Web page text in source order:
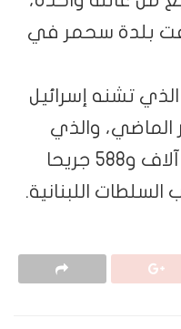
بلدة سحمر في
تشنه إسرائيل
آذار الماضي، والذي
خلف ألفين و55 شهيدا و6 آلاف و588 جريحا
اللبنانية.